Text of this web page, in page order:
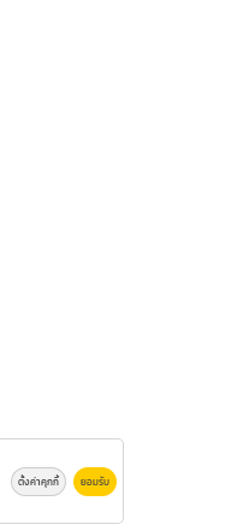
ตั้งค่าคุกกี้ ยอมรับ